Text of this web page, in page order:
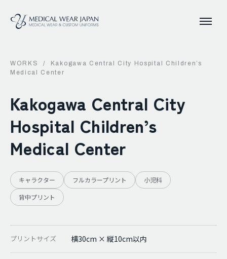
WORKS /
Kakogawa Central City Hospital Children’s
Medical Center
Kakogawa Central City
Hospital Children’s
Medical Center
キャラクター フルカラープリント
小児科
背中プリント
プリントサイズ 横30cm × 縦10cm以内